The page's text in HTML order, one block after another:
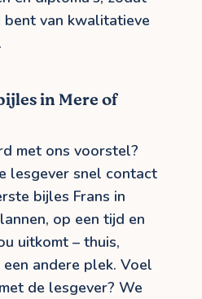
bent van kwalitatieve
in Mere of
met ons voorstel?
lesgever snel contact
bijles Frans in
op een tijd en
uitkomt – thuis,
andere plek. Voel
de lesgever? We